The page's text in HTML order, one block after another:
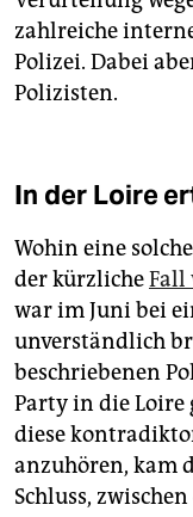
zahlreiche
Polizei. Dabei
Polizisten.
In der Loire
Wohin eine
der kürzlicheFall
war im Juni bei
unverständlich
beschriebenen
Party in die
diese
anzuhören, kam
Schluss,